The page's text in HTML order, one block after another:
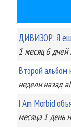
ДИВИЗОР: Я
1 месяц 6 дней
Второй альбом
неделиназад
I Am Morbid
месяца 1 день